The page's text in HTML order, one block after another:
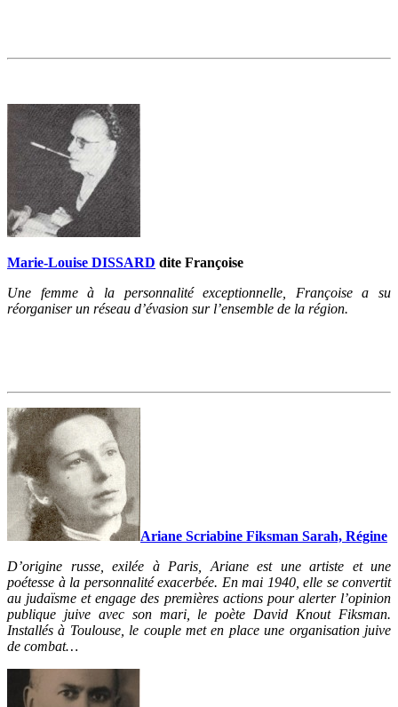
Marie-Louise DISSARD dite Françoise
Une femme à la personnalité exceptionnelle, Françoise a su
réorganiser un réseau d’évasion sur l’ensemble de la région.
Ariane Scriabine Fiksman Sarah, Régine
D’origine russe, exilée à Paris, Ariane est une artiste et une
poétesse à la personnalité exacerbée. En mai 1940, elle se convertit
au judaïsme et engage des premières actions pour alerter l’opinion
publique juive avec son mari, le poète David Knout Fiksman.
Installés à Toulouse, le couple met en place une organisation juive
de combat…